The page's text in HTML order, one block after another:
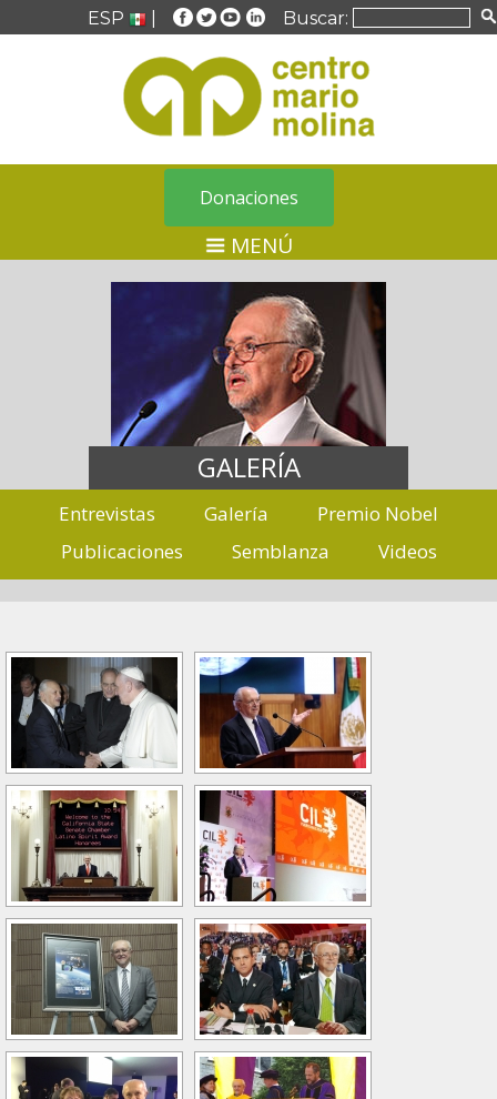
ESP Buscar:
Donaciones
MENÚ
GALERÍA
Entrevistas Galería
Premio Nobel
Publicaciones
Semblanza Videos